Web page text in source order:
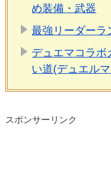
め装備・武器
最強リーダーラ
デュエマコラボ
い道(デュエル
スポンサーリンク